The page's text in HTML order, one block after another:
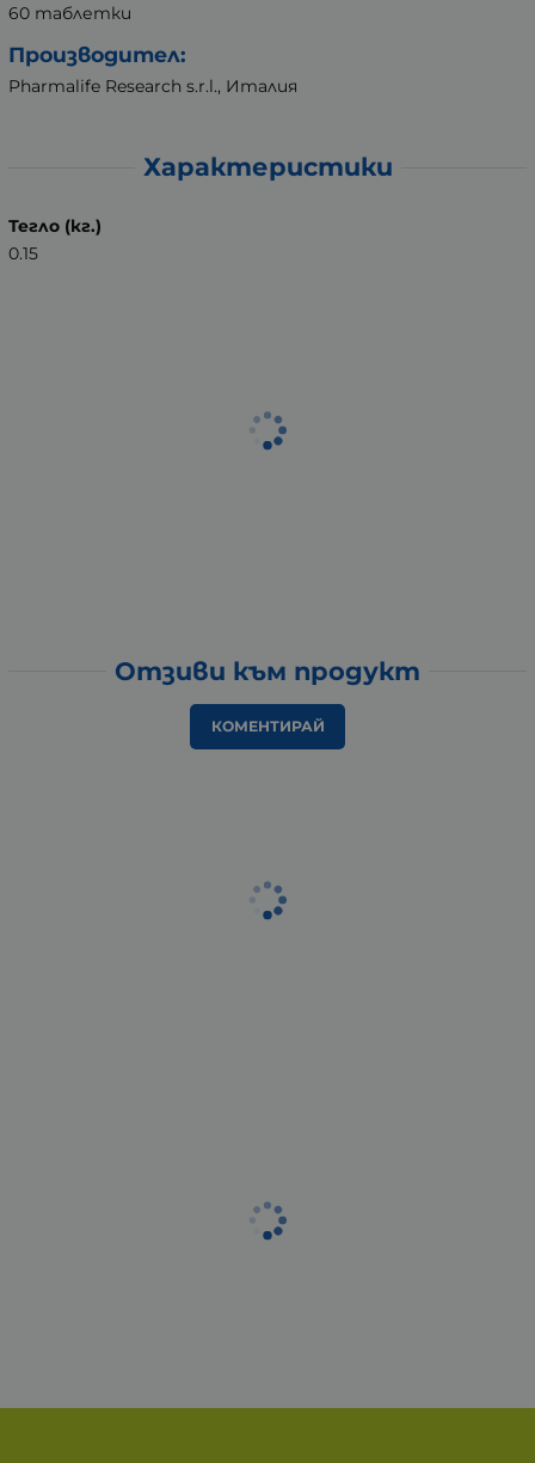
60 таблетки
Производител:
Pharmalife Research s.r.l., Италия
Характеристики
Тегло (кг.)
0.15
Отзиви към продукт
КОМЕНТИРАЙ